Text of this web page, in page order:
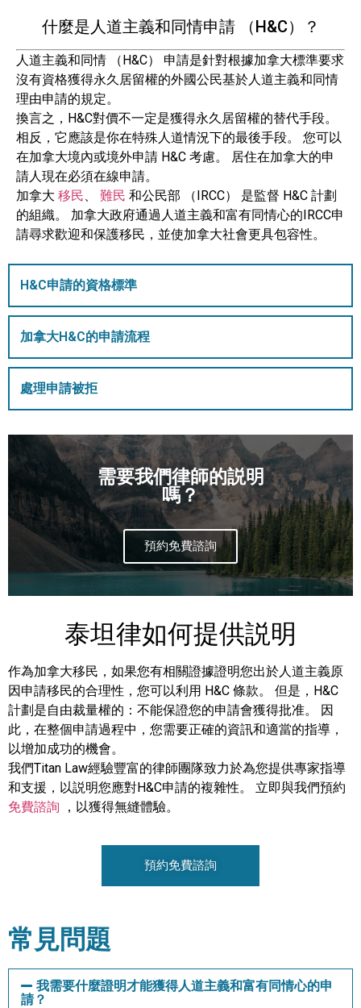
什麼是人道主義和同情申請 （H&C）？
人道主義和同情 （H&C） 申請是針對根據加拿大標準要求
沒有資格獲得永久居留權的外國公民基於人道主義和同情
理由申請的規定。
換言之，H&C對價不一定是獲得永久居留權的替代手段。
相反，它應該是你在特殊人道情況下的最後手段。 您可以
在加拿大境內或境外申請 H&C 考慮。 居住在加拿大的申
請人現在必須在線申請。
加拿大 移民 難民 和公民部 （IRCC） 是監督 H&C 計劃
的組織。 加拿大政府通過人道主義和富有同情心的IRCC申
請尋求歡迎和保護移民，並使加拿大社會更具包容性。
H&C申請的資格標準
加拿大H&C的申請流程
處理申請被拒
需要我們律師的説明
嗎？
預約免費諮詢
泰坦律如何提供説明
作為加拿大移民，如果您有相關證據證明您出於人道主義原
因申請移民的合理性，您可以利用 H&C 條款。 但是，H&C
計劃是自由裁量權的：不能保證您的申請會獲得批准。 因
此，在整個申請過程中，您需要正確的資訊和適當的指導，
以增加成功的機會。
我們Titan Law經驗豐富的律師團隊致力於為您提供專家指導
和支援，以説明您應對H&C申請的複雜性。 立即與我們預約
免費諮詢 ，以獲得無縫體驗。
預約免費諮詢
常見問題
我需要什麼證明才能獲得人道主義和富有同情心的申
請？